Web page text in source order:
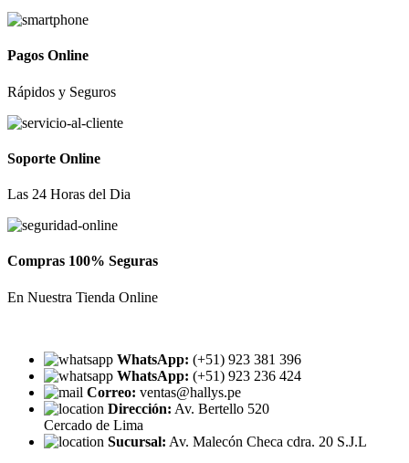
Pagos Online
Rápidos y Seguros
Soporte Online
Las 24 Horas del Dia
Compras 100% Seguras
En Nuestra Tienda Online
WhatsApp: (+51) 923 381 396
WhatsApp: (+51) 923 236 424
Correo: ventas@hallys.pe
Dirección: Av. Bertello 520
Cercado de Lima
Sucursal: Av. Malecón Checa cdra. 20 S.J.L